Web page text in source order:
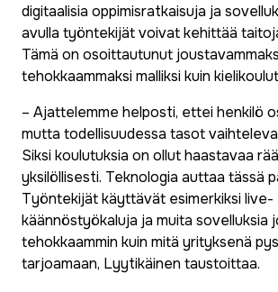
digitaalisia oppimisratkaisuja ja
avulla työntekijät voivat kehittää
Tämä on osoittautunut
tehokkaammaksi malliksi kuin
– Ajattelemme helposti, ettei henkilö
mutta todellisuudessa tasot
Siksi koulutuksia on ollut haastavaa
yksilöllisesti. Teknologia auttaa tässä
Työntekijät käyttävät esimerkiksi live-
käännöstyökaluja ja muita sovelluksia
tehokkaammin kuin mitä yrityksenä
tarjoamaan, Lyytikäinen taustoittaa.